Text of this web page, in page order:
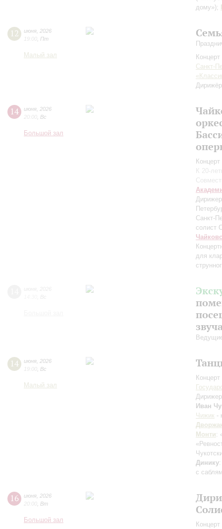
дому»);
12 июня 2026
19:00 Пт
Малый зал
Санкт-
14 июня 2026
20:00 Вс
Большой зал
К 20-
Санкт-
солист
для
14 июня 2026
19:00 Вс
Малый зал
Иван
Чижик -
Монти:
Динику
с
16 июня 2026
20:00 Вт
Большой зал